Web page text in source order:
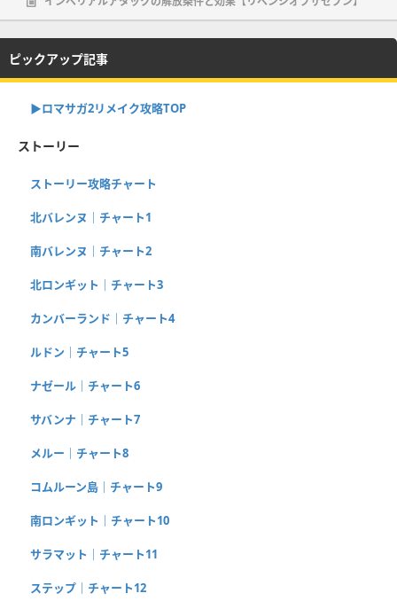
ピックアップ記事
▶︎ロマサガ2リメイク攻略TOP
ストーリー
ストーリー攻略チャート
北バレンヌ｜チャート1
南バレンヌ｜チャート2
北ロンギット｜チャート3
カンバーランド｜チャート4
ルドン｜チャート5
ナゼール｜チャート6
サバンナ｜チャート7
メルー｜チャート8
コムルーン島｜チャート9
南ロンギット｜チャート10
サラマット｜チャート11
ステップ｜チャート12